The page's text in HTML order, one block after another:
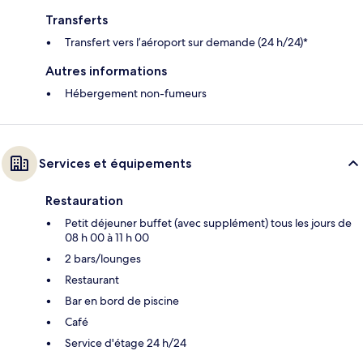
Transferts
Transfert vers l’aéroport sur demande (24 h/24)*
Autres informations
Hébergement non-fumeurs
Services et équipements
Restauration
Petit déjeuner buffet (avec supplément) tous les jours de
08 h 00 à 11 h 00
2 bars/lounges
Restaurant
Bar en bord de piscine
Café
Service d'étage 24 h/24